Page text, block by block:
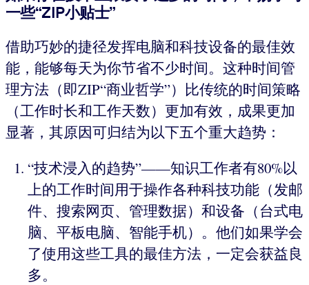
一些“ZIP小贴士”
借助巧妙的捷径发挥电脑和科技设备的最佳效
能，能够每天为你节省不少时间。这种时间管
理方法（即ZIP“商业哲学”）比传统的时间策略
（工作时长和工作天数）更加有效，成果更加
显著，其原因可归结为以下五个重大趋势：
“技术浸入的趋势”——知识工作者有80%以
上的工作时间用于操作各种科技功能（发邮
件、搜索网页、管理数据）和设备（台式电
脑、平板电脑、智能手机）。他们如果学会
了使用这些工具的最佳方法，一定会获益良
多。